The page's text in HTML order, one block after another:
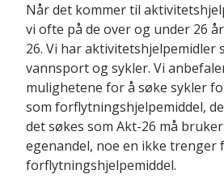
Når det kommer til
vi ofte på de over og under 26
26. Vi har aktivitetshjelpemidler
vannsport og sykler. Vi
mulighetene for å søke sykler
som forflytningshjelpemiddel,
det søkes som Akt-26 må
egenandel, noe en ikke trenger
forflytningshjelpemiddel.